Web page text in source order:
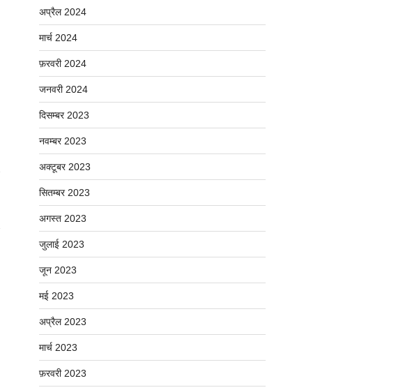
अप्रैल 2024
मार्च 2024
फ़रवरी 2024
जनवरी 2024
दिसम्बर 2023
नवम्बर 2023
अक्टूबर 2023
सितम्बर 2023
अगस्त 2023
जुलाई 2023
जून 2023
मई 2023
अप्रैल 2023
मार्च 2023
फ़रवरी 2023